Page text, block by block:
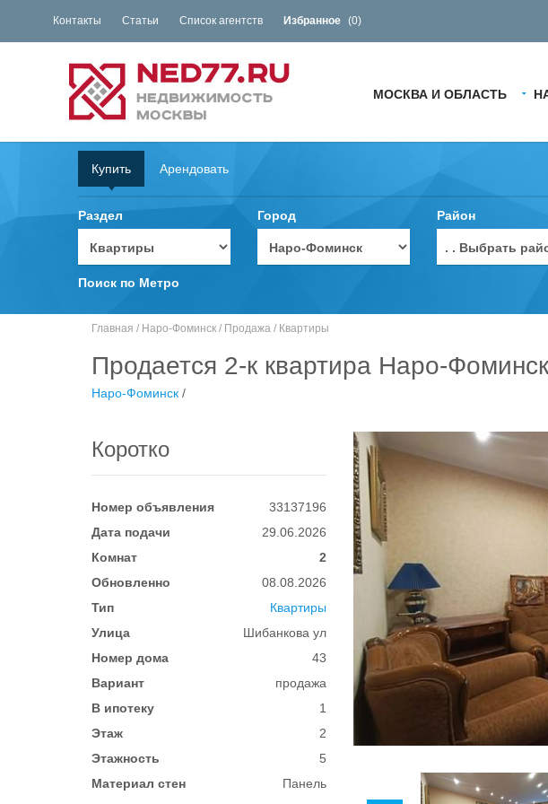
Контакты Статьи Список агентств Избранное (0)
МОСКВА И ОБЛАСТЬ
Купить Арендовать
Раздел Город Район
. . Выбрать
Поиск по Метро
Главная / Наро-Фоминск / Продажа / Квартиры
Продается 2-к квартира Наро-
Наро-Фоминск /
Коротко
Номер объявления
33137196
Дата подачи
29.06.2026
Комнат
2
Обновленно
08.08.2026
Тип
Квартиры
Улица
Шибанкова ул
Номер дома
43
Вариант
продажа
В ипотеку
1
Этаж
2
Этажность
5
Материал стен
Панель